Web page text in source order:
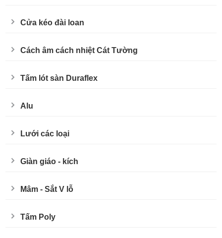
Cửa kéo đài loan
Cách âm cách nhiệt Cát Tường
Tấm lót sàn Duraflex
Alu
Lưới các loại
Giàn giáo - kích
Mâm - Sắt V lỗ
Tấm Poly